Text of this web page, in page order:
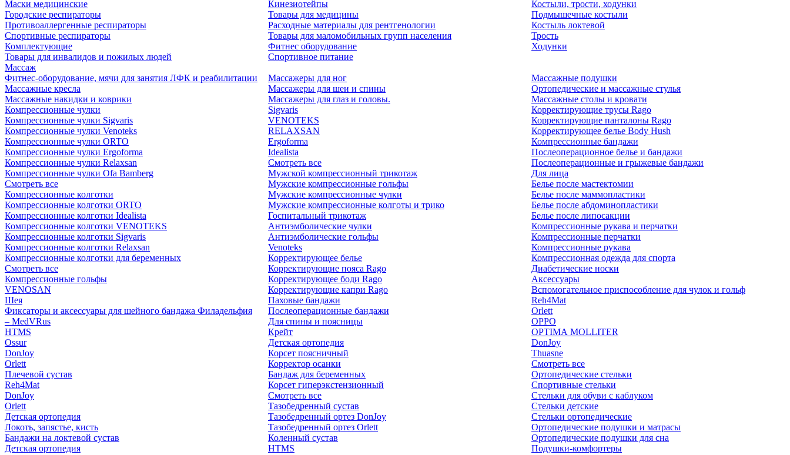
Маски медицинские
Городские респираторы
Противоаллергенные респираторы
Спортивные респираторы
Комплектующие
Товары для инвалидов и пожилых людей
Кинезиотейпы
Товары для медицины
Расходные материалы для рентгенологии
Товары для маломобильных групп населения
Фитнес оборудование
Спортивное питание
Костыли, трости, ходунки
Подмышечные костыли
Костыль локтевой
Трость
Ходунки
Массаж
Фитнес-оборудование, мячи для занятия ЛФК и реабилитации
Массажные кресла
Массажные накидки и коврики
Массажеры для ног
Массажеры для шеи и спины
Массажеры для глаз и головы.
Массажные подушки
Ортопедические и массажные стулья
Массажные столы и кровати
Компрессионные чулки
Компрессионные чулки Sigvaris
Компрессионные чулки Venoteks
Компрессионные чулки ORTO
Компрессионные чулки Ergoforma
Компрессионные чулки Relaxsan
Компрессионные чулки Ofa Bamberg
Смотреть все
Компрессионные колготки
Компрессионные колготки ORTO
Компрессионные колготки Idealista
Компрессионные колготки VENOTEKS
Компрессионные колготки Sigvaris
Компрессионные колготки Relaxsan
Компрессионные колготки для беременных
Смотреть все
Компрессионные гольфы
VENOSAN
Sigvaris
VENOTEKS
RELAXSAN
Ergoforma
Idealista
Смотреть все
Мужской компрессионный трикотаж
Мужские компрессионные гольфы
Мужские компрессионные чулки
Мужские компрессионные колготы и трико
Госпитальный трикотаж
Антиэмболические чулки
Антиэмболические гольфы
Venoteks
Корректирующее белье
Корректирующие пояса Rago
Корректирующее боди Rago
Корректирующие капри Rago
Корректирующие трусы Rago
Корректирующие панталоны Rago
Корректирующее белье Body Hush
Компрессионные бандажи
Послеоперационное белье и бандажи
Послеоперационные и грыжевые бандажи
Для лица
Белье после мастектомии
Белье после маммопластики
Белье после абдоминопластики
Белье после липосакции
Компрессионные рукава и перчатки
Компрессионные перчатки
Компрессионные рукава
Компрессионная одежда для спорта
Диабетические носки
Аксессуары
Вспомогательное приспособление для чулок и гольф
Шея
Фиксаторы и аксессуары для шейного бандажа Филадельфия
– MedVRus
HTMS
Ossur
DonJoy
Orlett
Плечевой сустав
Reh4Mat
DonJoy
Orlett
Детская ортопедия
Локоть, запястье, кисть
Бандажи на локтевой сустав
Детская ортопедия
Паховые бандажи
Послеоперационные бандажи
Для спины и поясницы
Крейт
Детская ортопедия
Корсет поясничный
Корректор осанки
Бандаж для беременных
Корсет гиперэкстензионный
Смотреть все
Тазобедренный сустав
Тазобедренный ортез DonJoy
Тазобедренный ортез Orlett
Коленный сустав
HTMS
Reh4Mat
Orlett
OPPO
OPTIMA MOLLITER
DonJoy
Thuasne
Смотреть все
Ортопедические стельки
Спортивные стельки
Стельки для обуви с каблуком
Стельки детские
Стельки ортопедические
Ортопедические подушки и матрасы
Ортопедические подушки для сна
Подушки-комфортеры